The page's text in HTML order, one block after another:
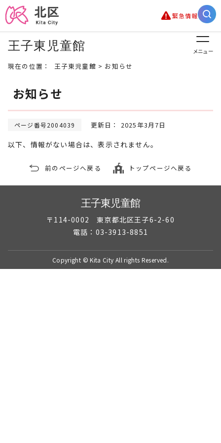
緊急情報
王子東児童館 メニュー
現在の位置： 王子東児童館 > お知らせ
お知らせ
ページ番号2004039 更新日： 2025年3月7日
以下、情報がない場合は、表示されません。
前のページへ戻る トップページへ戻る
王子東児童館
〒114-0002 東京都北区王子6-2-60
電話：03-3913-8851
Copyright © Kita City All rights Reserved.